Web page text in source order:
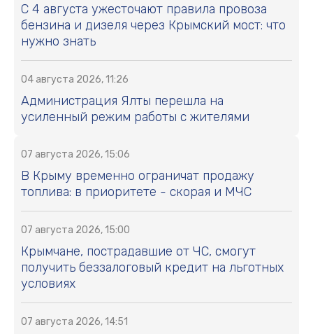
С 4 августа ужесточают правила провоза
бензина и дизеля через Крымский мост: что
нужно знать
04 августа 2026, 11:26
Администрация Ялты перешла на
усиленный режим работы с жителями
07 августа 2026, 15:06
В Крыму временно ограничат продажу
топлива: в приоритете - скорая и МЧС
07 августа 2026, 15:00
Крымчане, пострадавшие от ЧС, смогут
получить беззалоговый кредит на льготных
условиях
07 августа 2026, 14:51